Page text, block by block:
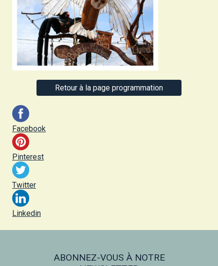
Retour à la page programmation
Facebook
Pinterest
Twitter
Linkedin
ABONNEZ-VOUS À NOTRE